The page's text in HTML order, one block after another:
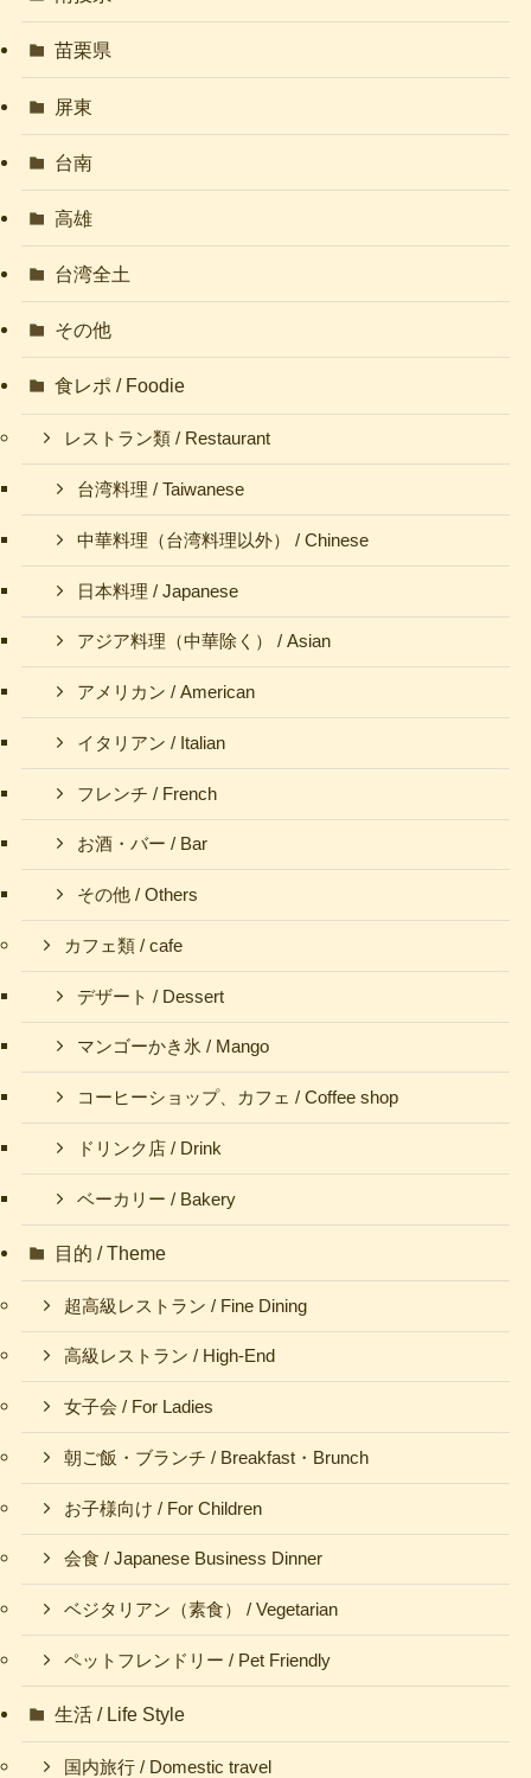
苗栗県
屏東
台南
高雄
台湾全土
その他
食レポ / Foodie
レストラン類 / Restaurant
台湾料理 / Taiwanese
中華料理（台湾料理以外） / Chinese
日本料理 / Japanese
アジア料理（中華除く） / Asian
アメリカン / American
イタリアン / Italian
フレンチ / French
お酒・バー / Bar
その他 / Others
カフェ類 / cafe
デザート / Dessert
マンゴーかき氷 / Mango
コーヒーショップ、カフェ / Coffee shop
ドリンク店 / Drink
ベーカリー / Bakery
目的 / Theme
超高級レストラン / Fine Dining
高級レストラン / High-End
女子会 / For Ladies
朝ご飯・ブランチ / Breakfast・Brunch
お子様向け / For Children
会食 / Japanese Business Dinner
ベジタリアン（素食） / Vegetarian
ペットフレンドリー / Pet Friendly
生活 / Life Style
国内旅行 / Domestic travel